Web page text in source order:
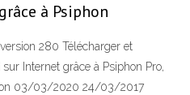
à Psiphon
280 Télécharger et
Internet grâce à Psiphon Pro,
03/03/2020 24/03/2017